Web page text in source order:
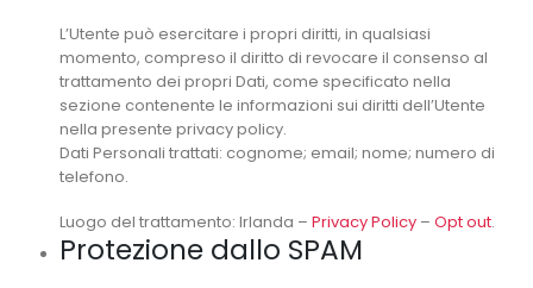
L’Utente può esercitare i propri diritti, in qualsiasi
momento, compreso il diritto di revocare il consenso al
trattamento dei propri Dati, come specificato nella
sezione contenente le informazioni sui diritti dell’Utente
nella presente privacy policy.
Dati Personali trattati: cognome; email; nome; numero di
telefono.
Luogo del trattamento: Irlanda – Privacy Policy– Opt out.
Protezione dallo SPAM